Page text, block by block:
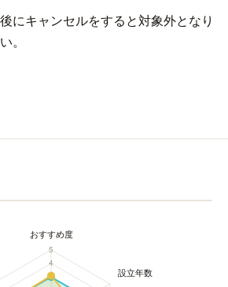
にキャンセルをすると対象外となり
。